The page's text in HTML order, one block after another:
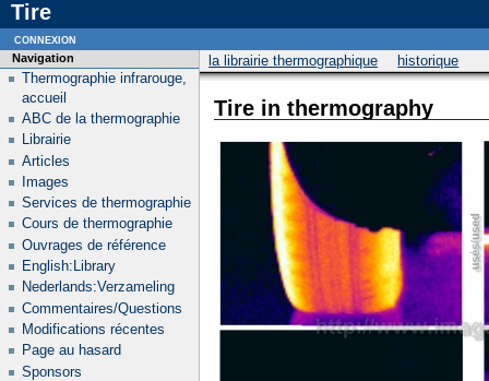
Tire
la librairie thermographique historique
Tire in thermography
Navigation
Thermographie infrarouge,
accueil
ABC de la thermographie
Librairie
Articles
Images
Services de thermographie
Cours de thermographie
Ouvrages de référence
English:Library
Nederlands:Verzameling
Commentaires/Questions
Modifications récentes
Page au hasard
Sponsors
connexion